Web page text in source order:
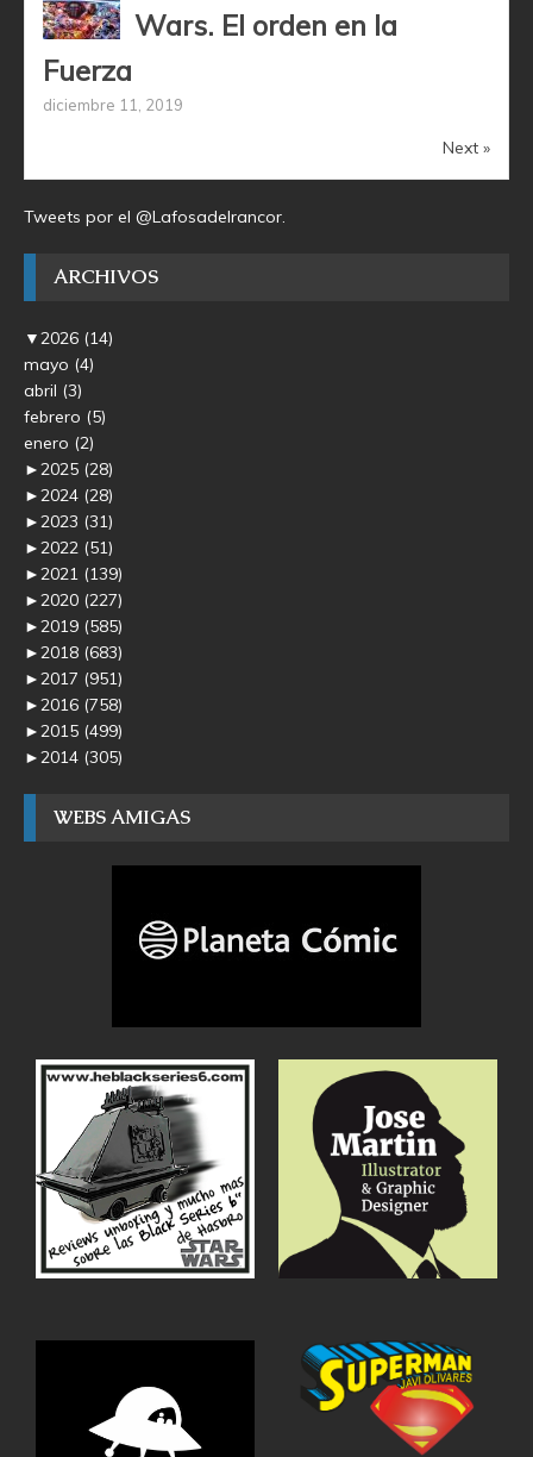
Wars. El orden en la
Fuerza
diciembre 11, 2019
Next »
Tweets por el @Lafosadelrancor.
ARCHIVOS
▼2026 (14)
mayo (4)
abril (3)
febrero (5)
enero (2)
►2025 (28)
►2024 (28)
►2023 (31)
►2022 (51)
►2021 (139)
►2020 (227)
►2019 (585)
►2018 (683)
►2017 (951)
►2016 (758)
►2015 (499)
►2014 (305)
WEBS AMIGAS